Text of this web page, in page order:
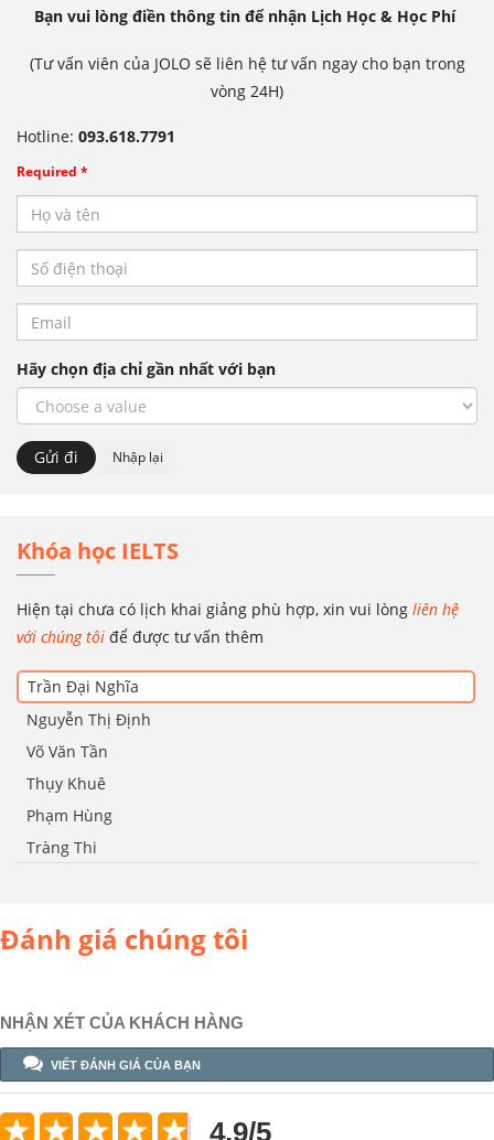
Bạn vui lòng điền thông tin để nhận Lịch Học & Học Phí
(Tư vấn viên của JOLO sẽ liên hệ tư vấn ngay cho bạn trong
vòng 24H)
Hotline: 093.618.7791
Required *
Hãy chọn địa chỉ gần nhất với bạn
Khóa học IELTS
Hiện tại chưa có lịch khai giảng phù hợp, xin vui lòng liên hệ
với chúng tôi để được tư vấn thêm
Trần Đại Nghĩa
Nguyễn Thị Định
Võ Văn Tần
Thụy Khuê
Phạm Hùng
Tràng Thi
Đánh giá chúng tôi
NHẬN XÉT CỦA KHÁCH HÀNG
VIẾT ĐÁNH GIÁ CỦA BẠN
4.9/5